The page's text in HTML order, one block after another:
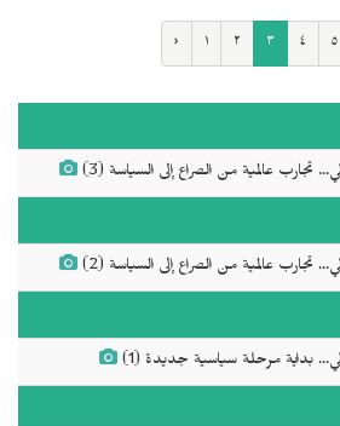
‹ ١ ٢ ٣ ٤ ٥
تجارب عالمية من الصراع إلى السياسة (3)
تجارب عالمية من الصراع إلى السياسة (2)
بداية مرحلة سياسية جديدة (1)